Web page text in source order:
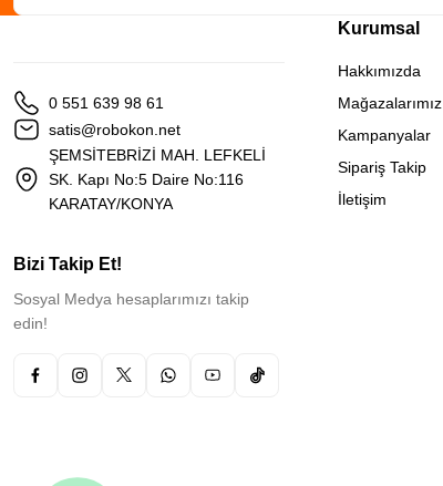
0 551 639 98 61
satis@robokon.net
ŞEMSİTEBRİZİ MAH. LEFKELİ
SK. Kapı No:5 Daire No:116
KARATAY/KONYA
Bizi Takip Et!
Sosyal Medya hesaplarımızı takip
edin!
Kurumsal
Hakkımızda
Mağazalarımız
Kampanyalar
Sipariş Takip
İletişim